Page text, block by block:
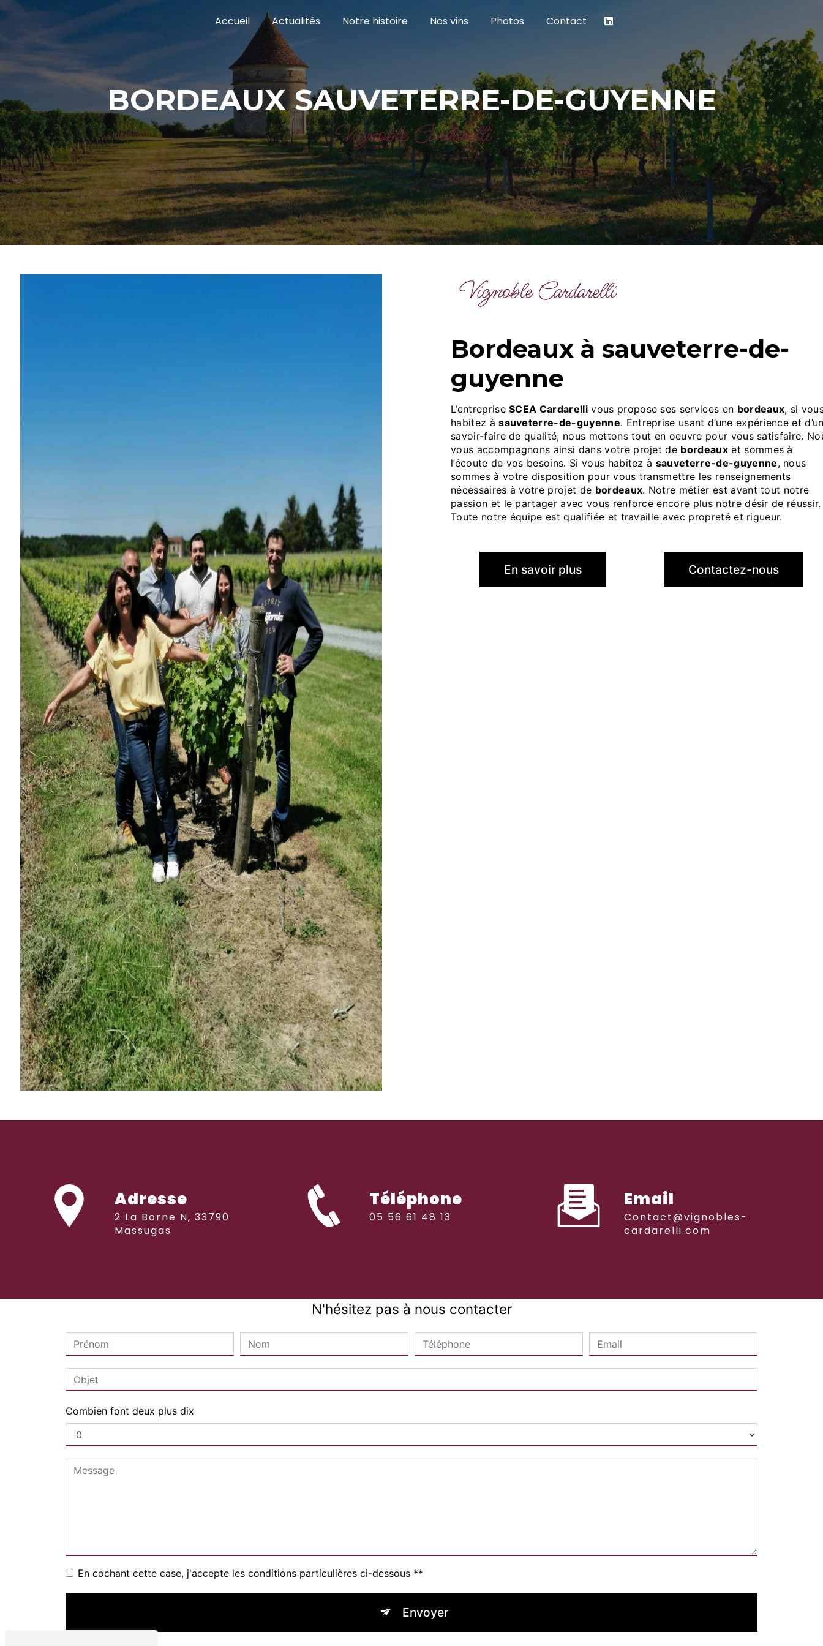
Accueil Actualités Notre histoire Nos vins Photos Contact
BORDEAUX SAUVETERRE-DE-GUYENNE
Vignoble Cardarelli
Vignoble Cardarelli
bordeaux à sauveterre-de-
guyenne
L’entrepriseSCEA Cardarellivous propose ses services en bordeaux, si
habitez àsauveterre-de-guyenne. Entreprise usant d’une expérience et
savoir-faire de qualité, nous mettons tout en oeuvre pour vous satisfaire.
vous accompagnons ainsi dans votre projet de bordeauxet sommes à
l’écoute de vos besoins. Si vous habitez à sauveterre-de-guyenne, nous
sommes à votre disposition pour vous transmettre les renseignements
nécessaires à votre projet de bordeaux. Notre métier est avant tout notre
passion et le partager avec vous renforce encore plus notre désir de réussir.
Toute notre équipe est qualifiée et travaille avec propreté et rigueur.
En savoir plus Contactez-nous
Adresse
2 La Borne N, 33790
Massugas
Téléphone
05 56 61 48 13
Email
contact@vignobles-
cardarelli.com
N'hésitez pas à nous contacter
Combien font deux plus dix
En cochant cette case, j'accepte les conditions particulières ci-dessous **
Envoyer
Panneau de gestion des cookies